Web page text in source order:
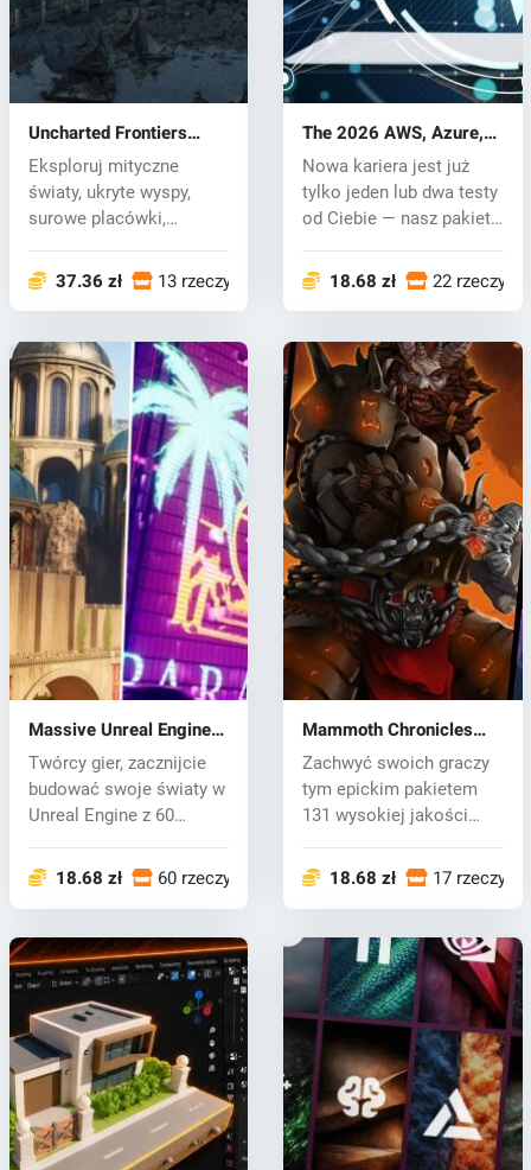
Uncharted Frontiers
Environment Pack
Eksploruj mityczne
światy, ukryte wyspy,
surowe placówki,
37.36 zł 13 rzeczy
The 2026 AWS, Azure,
CompTIA Cloud
Certification & Practice
Exam Bundle
Nowa kariera jest już
tylko jeden lub dwa testy
od Ciebie — nasz pakiet
18.68 zł 22 rzeczy
Massive Unreal Engine
Bundle
Twórcy gier, zacznijcie
budować swoje światy w
Unreal Engine z 60
18.68 zł 60 rzeczy
Mammoth Chronicles
STL Mega Bundle
Zachwyć swoich graczy
tym epickim pakietem
131 wysokiej jakości
18.68 zł 17 rzeczy